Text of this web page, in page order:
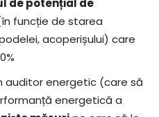
funcție de starea
acoperișului) care
auditor energetic (care să
energetică a